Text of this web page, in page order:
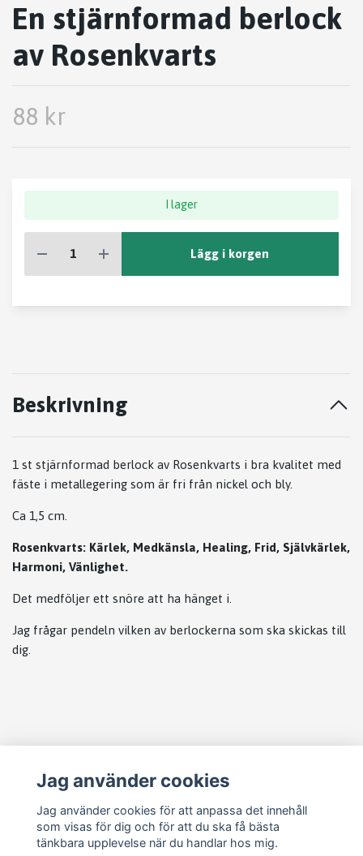
En stjärnformad berlock
av Rosenkvarts
88 kr
I lager
Lägg i korgen
Beskrivning
1 st stjärnformad berlock av Rosenkvarts i bra kvalitet med
fäste i metallegering som är fri från nickel och bly.
Ca 1,5 cm.
Rosenkvarts: Kärlek, Medkänsla, Healing, Frid, Självkärlek,
Harmoni, Vänlighet.
Det medföljer ett snöre att ha hänget i.
Jag frågar pendeln vilken av berlockerna som ska skickas till
dig.
Läs mer
Köpvillkor
Vanliga frågor
Jag använder cookies
Jag använder cookies för att anpassa det innehåll
som visas för dig och för att du ska få bästa
tänkbara upplevelse när du handlar hos mig.